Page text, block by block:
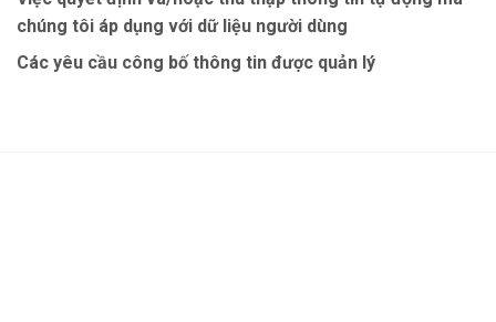
chúng tôi áp dụng với dữ liệu người dùng
Các yêu cầu công bố thông tin được quản lý